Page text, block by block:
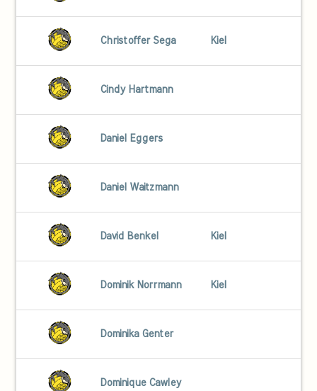
Christoffer Sega Kiel
Cindy Hartmann
Daniel Eggers
Daniel Waitzmann
David Benkel Kiel
Dominik Norrmann Kiel
Dominika Genter
Dominique Cawley